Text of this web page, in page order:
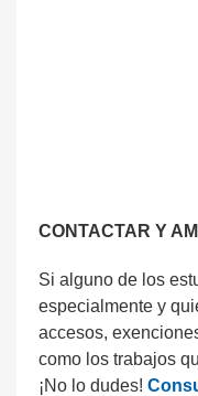
CONTACTAR Y
Si alguno de los
especialmente y
accesos,
como los trabajos
¡No lo dudes!